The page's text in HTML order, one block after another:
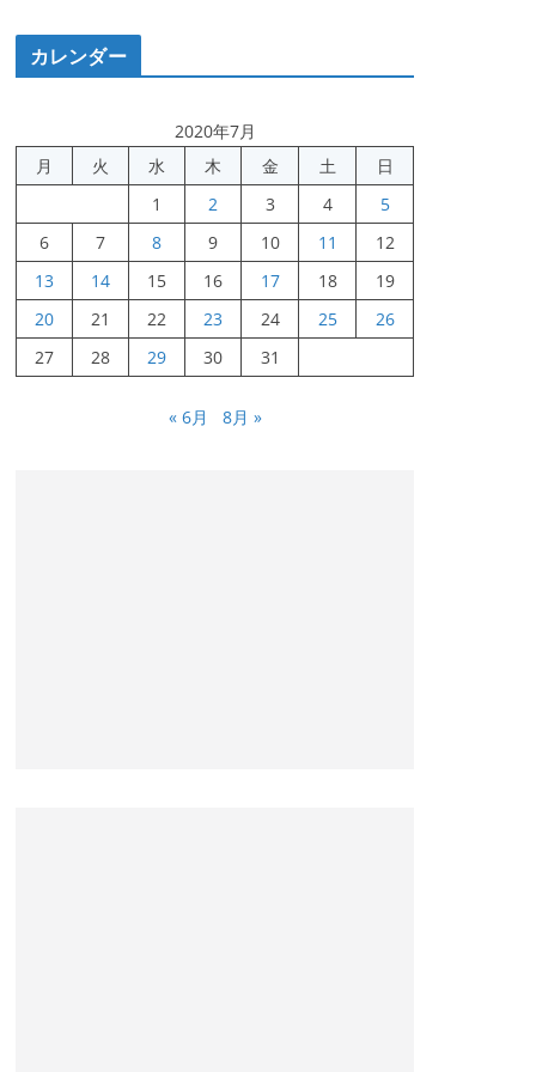
カレンダー
2020年7月
月
火 水 木 金 土
日
1
2 3 4
5
6
7 8 9 10 11
12
13
14 15 16 17 18
19
20
21 22 23 24 25
26
27
28 29 30 31
« 6月 8月 »